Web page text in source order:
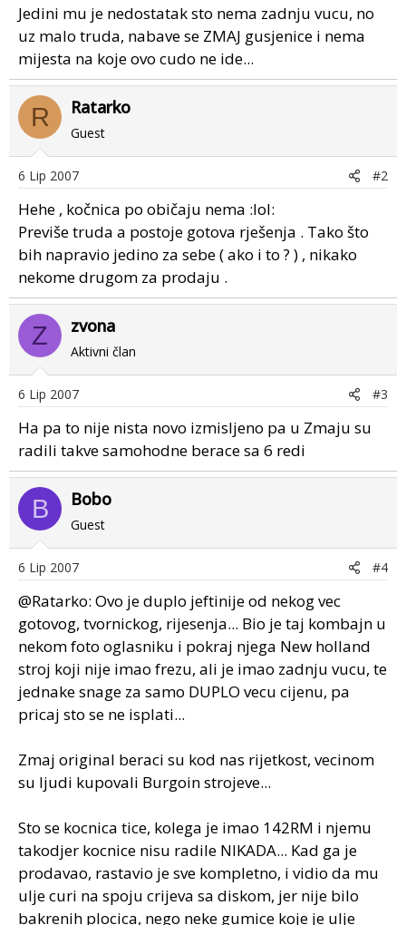
Jedini mu je nedostatak sto nema zadnju vucu, no
uz malo truda, nabave se ZMAJ gusjenice i nema
mijesta na koje ovo cudo ne ide...
R Ratarko
Guest
6 Lip 2007 #2
Hehe , kočnica po običaju nema :lol:
Previše truda a postoje gotova rješenja . Tako što
bih napravio jedino za sebe ( ako i to ? ) , nikako
nekome drugom za prodaju .
Z zvona
Aktivni član
6 Lip 2007 #3
Ha pa to nije nista novo izmisljeno pa u Zmaju su
radili takve samohodne berace sa 6 redi
B Bobo
Guest
6 Lip 2007 #4
@Ratarko: Ovo je duplo jeftinije od nekog vec
gotovog, tvornickog, rijesenja... Bio je taj kombajn u
nekom foto oglasniku i pokraj njega New holland
stroj koji nije imao frezu, ali je imao zadnju vucu, te
jednake snage za samo DUPLO vecu cijenu, pa
pricaj sto se ne isplati...
Zmaj original beraci su kod nas rijetkost, vecinom
su ljudi kupovali Burgoin strojeve...
Sto se kocnica tice, kolega je imao 142RM i njemu
takodjer kocnice nisu radile NIKADA... Kad ga je
prodavao, rastavio je sve kompletno, i vidio da mu
ulje curi na spoju crijeva sa diskom, jer nije bilo
bakrenih plocica, nego neke gumice koje je ulje